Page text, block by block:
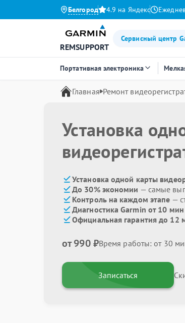
Белгород 4.9 на Яндекс
REMSUPPORT
Сервисный центр
Портативная электроника
Главная Ремонт
Установка
Установка одной карты
До 30% экономии — самые
Контроль на каждом этапе —
Диагностика Garmin от 10 мин
Официальная гарантия до 12
от 990 ₽Время работы: от 30
Записаться